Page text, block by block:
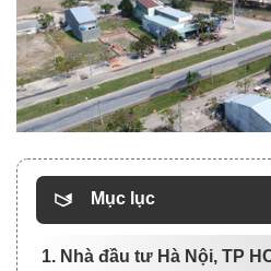
Mục lục
1. Nhà đầu tư Hà Nội, TP